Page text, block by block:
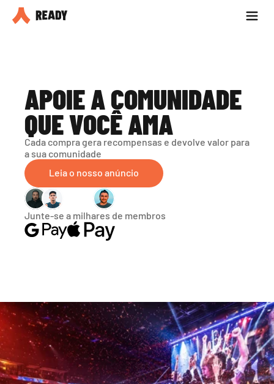
Seja parceiro
APOIE A COMUNIDADE
QUE VOCÊ AMA
Cada compra gera recompensas e devolve valor para
a sua comunidade
Leia o nosso anúncio
Junte-se a milhares de membros